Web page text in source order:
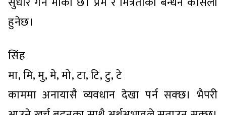
हुनेछ।
सिंह
मा, मि, मु, मे, मो, टा, टि, टु, टे
काममा अनायासै व्यवधान देखा पर्न सक्छ। भैपरी